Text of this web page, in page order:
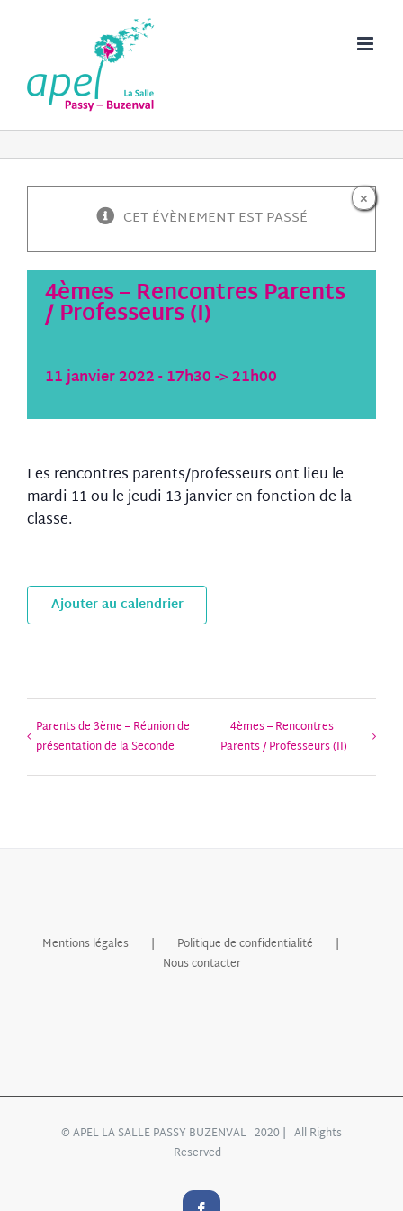
×
CET ÉVÈNEMENT EST PASSÉ
4èmes – Rencontres Parents
/ Professeurs (I)
11 janvier 2022 - 17h30->21h00
Les rencontres parents/professeurs ont lieu le
mardi 11 ou le jeudi 13 janvier en fonction de la
classe.
Ajouter au calendrier
Parents de 3ème – Réunion de
présentation de la Seconde
4èmes – Rencontres
Parents / Professeurs (II)
Mentions légales
Politique de confidentialité
Nous contacter
© APEL LA SALLE PASSY BUZENVAL 2020 | All Rights
Reserved